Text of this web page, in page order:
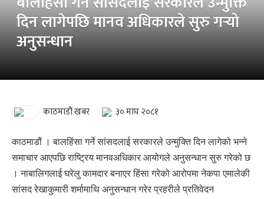
दिन लागेपछि मानव अधिकारले सुरु गर्‍यो
अनुसन्धान
काठमाडौं खबर ३० माघ २०८१
काठमाडौं । बालहिंसा गर्ने सांसदलाई सरकारले उन्मुक्ति दिन लागेको भन्ने
समाचार आएपछि राष्ट्रिय मानवअधिकार आयोगले अनुसन्धान सुरु गरेको छ
। नाबालिगलाई घरेलु कामदार बनाएर हिंसा गरेको आरोपमा नेकपा एमालेकी
सांसद रेखाकुमारी शर्मामाथि अनुसन्धान गरेर प्रहरीले प्रतिवेदन